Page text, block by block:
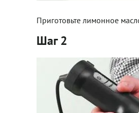
Приготовьте лимонное
Шаг 2